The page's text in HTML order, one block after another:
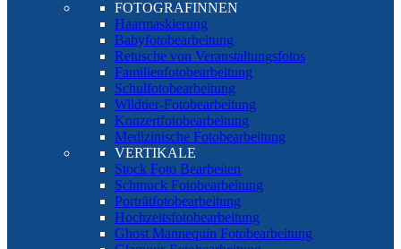
FOTOGRAFINNEN
Haarmaskierung
Babyfotobearbeitung
Retusche von Veranstaltungsfotos
Familienfotobearbeitung
Schulfotobearbeitung
Wildtier-Fotobearbeitung
Konzertfotobearbeitung
Medizinische Fotobearbeitung
VERTIKALE
Stock Foto Bearbeiten
Schmuck Fotobearbeitung
Porträtfotobearbeitung
Hochzeitsfotobearbeitung
Ghost Mannequin Fotobearbeitung